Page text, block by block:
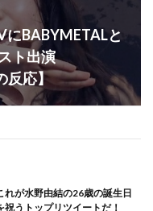
BABYMETALと
ト出演
反応】
れが水野由結の26歳の誕生日
祝うトップリツイートだ！